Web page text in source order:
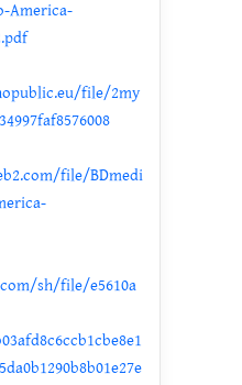
America-
file/2my
file/BDmedi
sh/file/e5610a